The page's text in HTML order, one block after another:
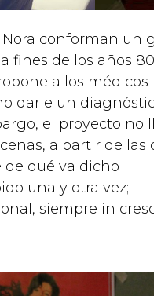
Nora conforman un
fines de los años
a los médicos
darle un
el proyecto no
a partir de las
de qué va dicho
una y otra vez;
siempre in